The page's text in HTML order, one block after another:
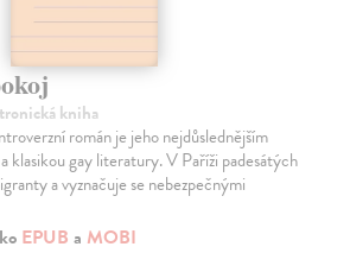
kniha
román je jeho nejdůslednějším
klasikou gay literatury. V Paříži padesátých
a vyznačuje se nebezpečnými
EPUB a MOBI